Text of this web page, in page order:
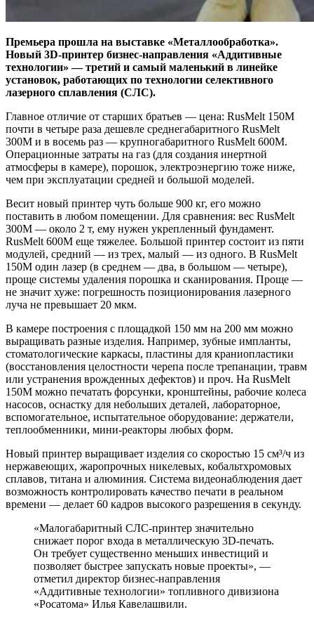
Премьера прошла на выставке «Металлообработка».
Новый 3D-принтер бизнес-направления «Аддитивные
технологии» — третий и самый маленький в линейке
установок, работающих по технологии селективного
лазерного сплавления (СЛС).
Главное отличие от старших братьев — цена: RusMelt 150М
почти в четыре раза дешевле среднегабаритного RusMelt
300M и в восемь раз — крупногабаритного RusMelt 600M.
Операционные затраты на газ (для создания инертной
атмосферы в камере), порошок, электроэнергию тоже ниже,
чем при эксплуатации средней и большой моделей.
Весит новый принтер чуть больше 900 кг, его можно
поставить в любом помещении. Для сравнения: вес RusMelt
300М — около 2 т, ему нужен укрепленный фундамент.
RusMelt 600М еще тяжелее. Большой принтер состоит из пяти
модулей, средний — из трех, малый — из одного. В RusMelt
150М один лазер (в среднем — два, в большом — четыре),
проще системы удаления порошка и сканирования. Проще —
не значит хуже: погрешность позиционирования лазерного
луча не превышает 20 мкм.
В камере построения с площадкой 150 мм на 200 мм можно
выращивать разные изделия. Например, зубные импланты,
стоматологические каркасы, пластины для краниопластики
(восстановления целостности черепа после трепанации, травм
или устранения врожденных дефектов) и проч. На RusMelt
150М можно печатать форсунки, кронштейны, рабочие колеса
насосов, оснастку для небольших деталей, лабораторное,
вспомогательное, испытательное оборудование: держатели,
теплообменники, мини-реакторы любых форм.
Новый принтер выращивает изделия со скоростью 15 см³/ч из
нержавеющих, жаропрочных никелевых, кобальтхромовых
сплавов, титана и алюминия. Система видеонаблюдения дает
возможность контролировать качество печати в реальном
времени — делает 60 кадров высокого разрешения в секунду.
«Малогабаритный СЛС-принтер значительно
снижает порог входа в металлическую 3D-печать.
Он требует существенно меньших инвестиций и
позволяет быстрее запускать новые проекты», —
отметил директор бизнес-направления
«Аддитивные технологии» топливного дивизиона
«Росатома» Илья Кавелашвили.